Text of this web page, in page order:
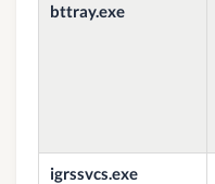
bttray.exe
igrssvcs.exe